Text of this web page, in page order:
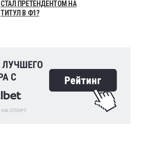
СТАЛ ПРЕТЕНДЕНТОМ НА
ТИТУЛ В Ф1?